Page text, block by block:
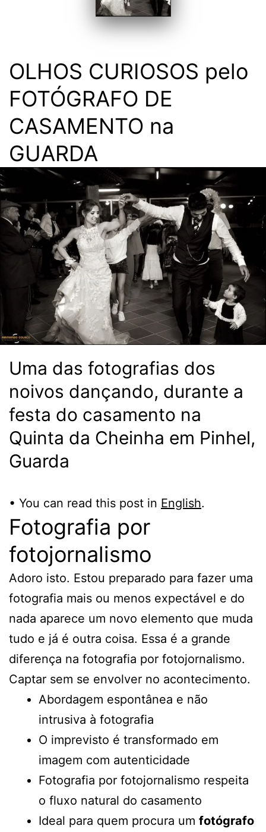
OLHOS CURIOSOS pelo
FOTÓGRAFO DE
CASAMENTO na
GUARDA
Uma das fotografias dos
noivos dançando, durante a
festa do casamento na
Quinta da Cheinha em Pinhel,
Guarda
• You can read this post in English.
Fotografia por
fotojornalismo
Adoro isto. Estou preparado para fazer uma
fotografia mais ou menos expectável e do
nada aparece um novo elemento que muda
tudo e já é outra coisa. Essa é a grande
diferença na fotografia por fotojornalismo.
Captar sem se envolver no acontecimento.
Abordagem espontânea e não
intrusiva à fotografia
O imprevisto é transformado em
imagem com autenticidade
Fotografia por fotojornalismo respeita
o fluxo natural do casamento
Ideal para quem procura um fotógrafo